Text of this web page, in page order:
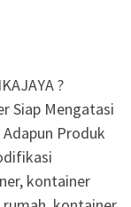
?
Siap Mengatasi
Produk
kontainer